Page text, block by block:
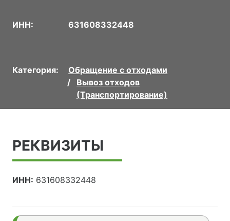
ИНН: 631608332448
Категория:
Обращение с отходами
Вывоз отходов
(Транспортирование)
РЕКВИЗИТЫ
ИНН: 631608332448